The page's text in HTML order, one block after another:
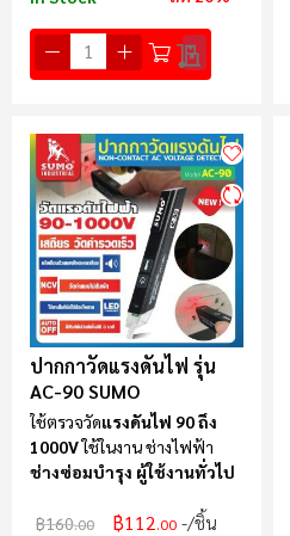
ปากกาวัดแรงดันไฟ รุ่น
AC-90 SUMO
ใช้ตรวจวัดแรงดันไฟ 90 ถึง
1000Vใช้ในงาน ช่างไฟฟ้า
ช่างซ่อมบำรุง ผู้ใช้งานทั่วไป
฿160.00 ฿112.00 /ชิ้น